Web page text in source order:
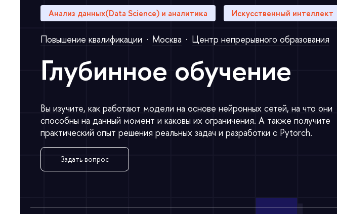
Анализ данных(Data Science) и аналитика Искусственный интеллект
Повышение квалификации · Москва · Центр непрерывного образования
Глубинное обучение
ы изучите, как работают модели на основе нейронных сетей, на что они
способны на данный момент и каковы их ограничения. А также получите
практический опыт решения реальных задач и разработки с Pytorch.
Задать вопрос